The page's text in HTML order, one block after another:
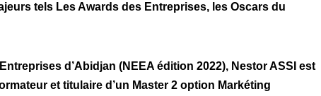
tels Les Awards des Entreprises, les Oscars du
d’Abidjan (NEEA édition 2022), Nestor ASSI est
et titulaire d’un Master 2 option Markéting